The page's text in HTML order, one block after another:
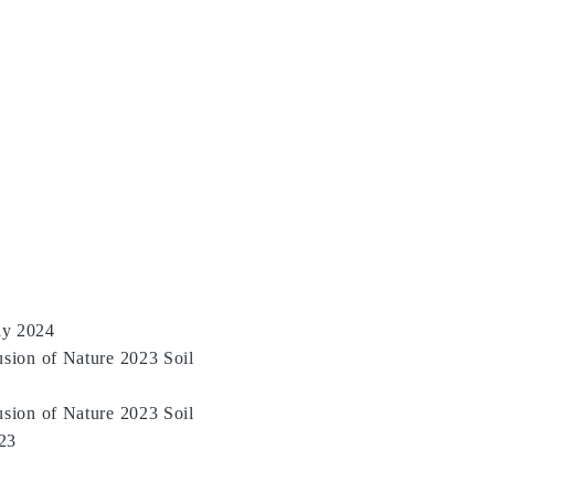
2024
of Nature 2023 Soil
of Nature 2023 Soil